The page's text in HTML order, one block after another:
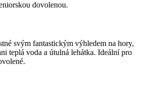
dovolenou.
svým fantastickým výhledem na hory,
teplá voda a útulná lehátka. Ideální pro